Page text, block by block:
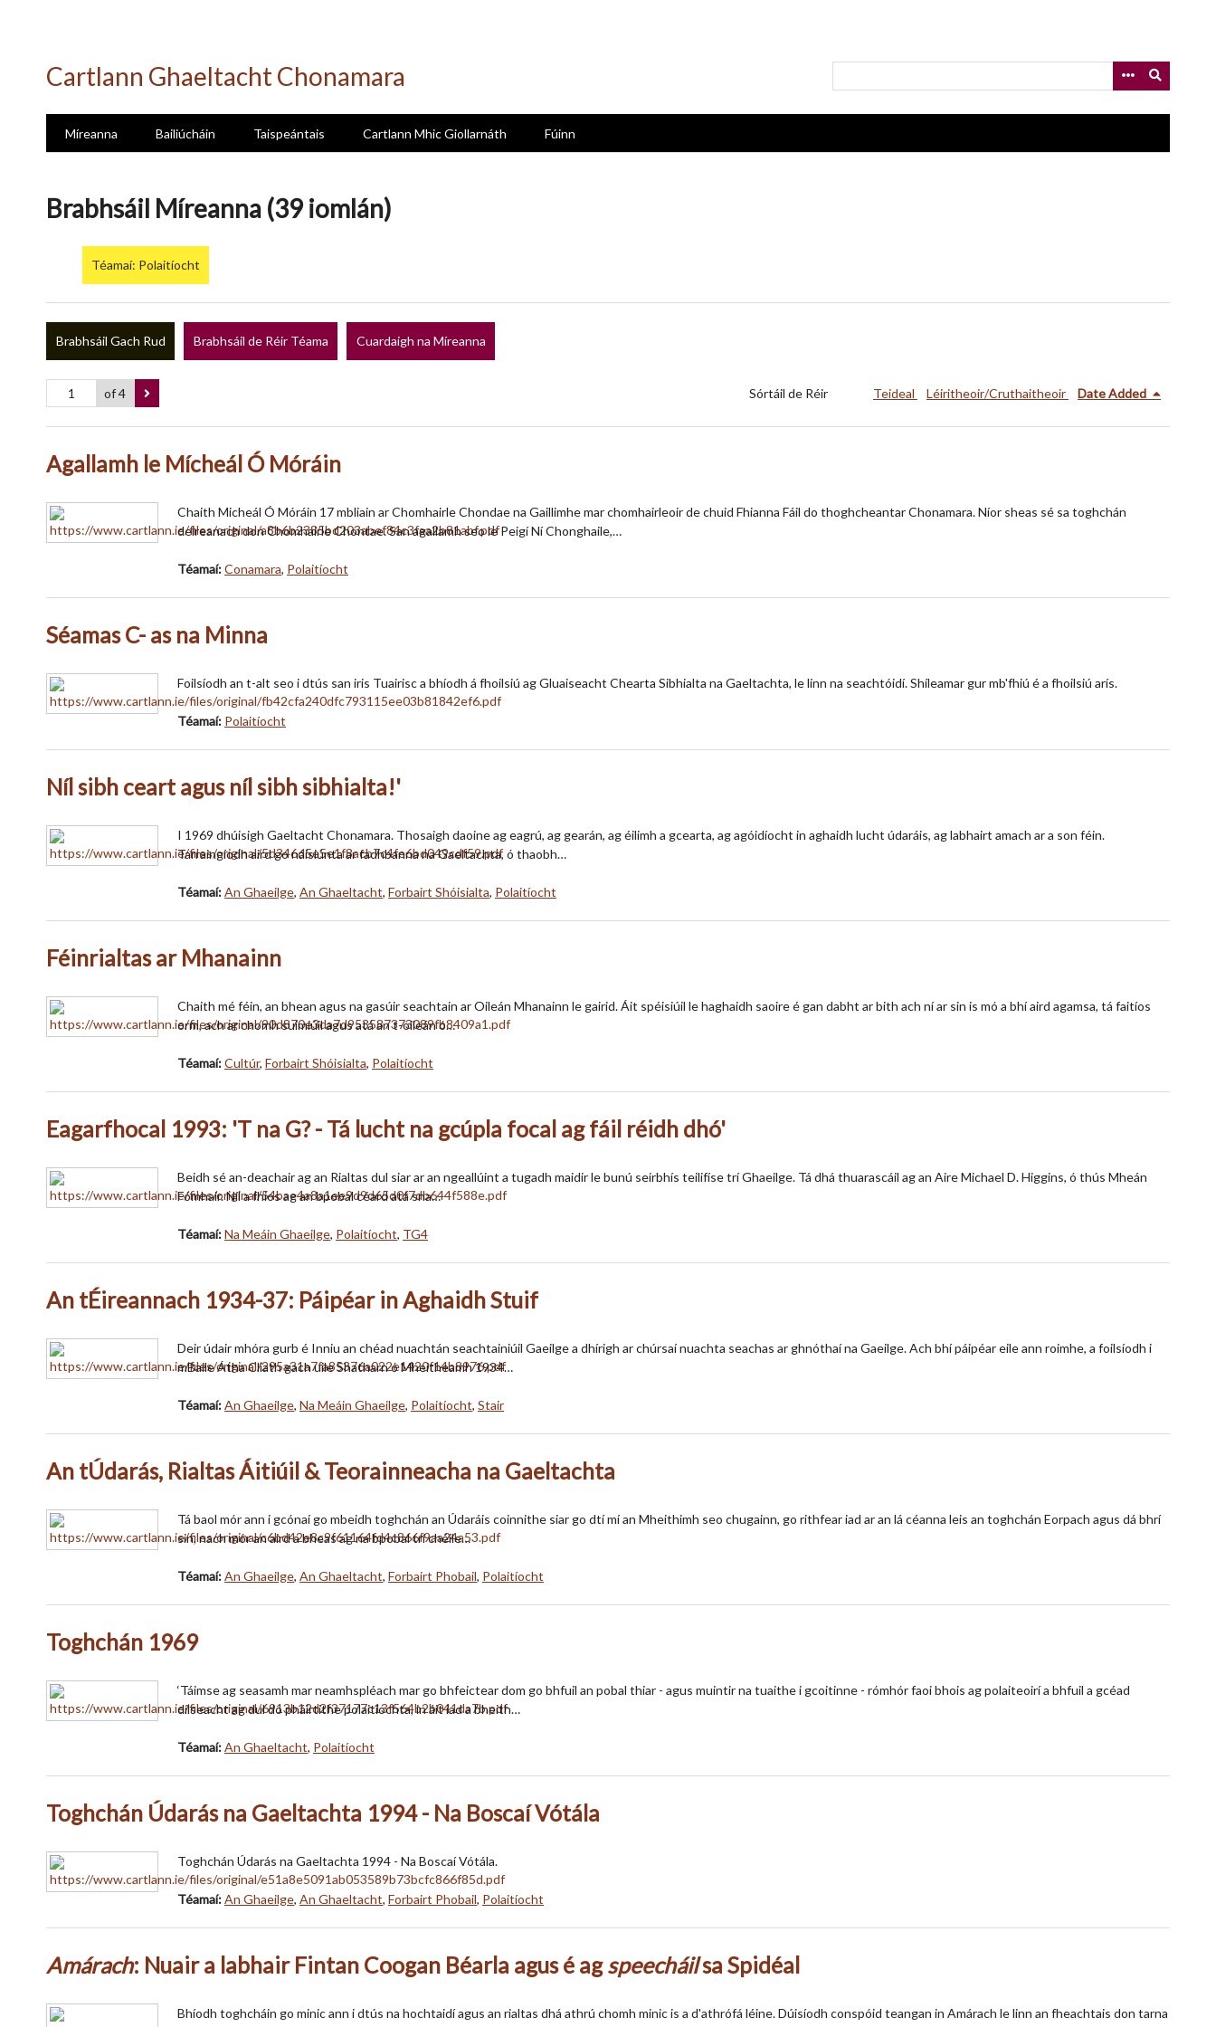
Cartlann Ghaeltacht Chonamara
Míreanna Bailiúcháin Taispeántais Cartlann Mhic Giollarnáth Fúinn
Brabhsáil Míreanna (39 iomlán)
Téamaí: Polaitíocht
Brabhsáil Gach Rud Brabhsáil de Réir Téama Cuardaigh na Míreanna
of 4 Sórtáil de Réir Teideal Léiritheoir/Cruthaitheoir Date Added
Agallamh le Mícheál Ó Móráin
Chaith Micheál Ó Móráin 17 mbliain ar Chomhairle Chondae na Gaillimhe mar chomhairleoir de chuid Fhianna Fáil do thoghcheantar Chonamara. Níor sheas sé sa toghchán
deireanach don Chomhairle Chontae. San agallamh seo le Peigí Ní Chonghaile,…
Téamaí:Conamara, Polaitíocht
Séamas C- as na Minna
Foilsíodh an t-alt seo i dtús san iris Tuairisc a bhíodh á fhoilsiú ag Gluaiseacht Chearta Sibhialta na Gaeltachta, le linn na seachtóidí. Shíleamar gur mb'fhiú é a fhoilsiú arís.
Téamaí: Polaitíocht
Níl sibh ceart agus níl sibh sibhialta!'
I 1969 dhúisigh Gaeltacht Chonamara. Thosaigh daoine ag eagrú, ag gearán, ag éilimh a gcearta, ag agóidíocht in aghaidh lucht údaráis, ag labhairt amach ar a son féin.
Tarraingíodh aird go náisiúnta ar fadhbanna na Gaeltachta, ó thaobh…
Téamaí:An Ghaeilge, An Ghaeltacht, Forbairt Shóisialta, Polaitíocht
Féinrialtas ar Mhanainn
Chaith mé féin, an bhean agus na gasúir seachtain ar Oileán Mhanainn le gairid. Áit spéisiúil le haghaidh saoire é gan dabht ar bith ach ní ar sin is mó a bhí aird agamsa, tá faitíos
orm, ach ar chomh suimiúil agus atá an t-oileán ó…
Téamaí:Cultúr, Forbairt Shóisialta, Polaitíocht
Eagarfhocal 1993: 'T na G? - Tá lucht na gcúpla focal ag fáil réidh dhó'
Beidh sé an-deachair ag an Rialtas dul siar ar an ngeallúint a tugadh maidir le bunú seirbhís teilifíse trí Ghaeilge. Tá dhá thuarascáil ag an Aire Michael D. Higgins, ó thús Mheán
Fómhair. Níl a fhios ag an bpobal céard atá sna…
Téamaí:Na Meáin Ghaeilge, Polaitíocht, TG4
An tÉireannach 1934-37: Páipéar in Aghaidh Stuif
Deir údair mhóra gurb é Inniu an chéad nuachtán seachtainiúil Gaeilge a dhírigh ar chúrsaí nuachta seachas ar ghnóthaí na Gaeilge. Ach bhí páipéar eile ann roimhe, a foilsíodh i
mBaile Átha Cliath gach uile Shatharn ó Mheitheamh 1934…
Téamaí:An Ghaeilge, Na Meáin Ghaeilge, Polaitíocht, Stair
An tÚdarás, Rialtas Áitiúil & Teorainneacha na Gaeltachta
Tá baol mór ann i gcónaí go mbeidh toghchán an Údaráis coinnithe siar go dtí mí an Mheithimh seo chugainn, go rithfear iad ar an lá céanna leis an toghchán Eorpach agus dá bhrí
sin, nach mór an aird a bheas ag na bpobal trí chéile…
Téamaí:An Ghaeilge, An Ghaeltacht, Forbairt Phobail, Polaitíocht
Toghchán 1969
‘Táimse ag seasamh mar neamhspléach mar go bhfeictear dom go bhfuil an pobal thiar - agus muintir na tuaithe i gcoitinne - rómhór faoi bhois ag polaiteoirí a bhfuil a gcéad
dílseacht ag dul do pháirtithe polaitíochta, in áit iad a bheith…
Téamaí:An Ghaeltacht, Polaitíocht
Toghchán Údarás na Gaeltachta 1994 - Na Boscaí Vótála
Toghchán Údarás na Gaeltachta 1994 - Na Boscaí Vótála.
Téamaí:An Ghaeilge, An Ghaeltacht, Forbairt Phobail, Polaitíocht
Amárach: Nuair a labhair Fintan Coogan Béarla agus é agspeecháilsa Spidéal
Bhíodh toghcháin go minic ann i dtús na hochtaidí agus an rialtas dhá athrú chomh minic is a d'athrófá léine. Dúisíodh conspóid teangan in Amárach le linn an fheachtais don tarna